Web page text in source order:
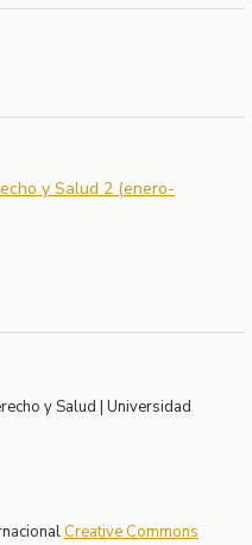
y Salud 2 (enero-
y Salud | Universidad
Creative Commons